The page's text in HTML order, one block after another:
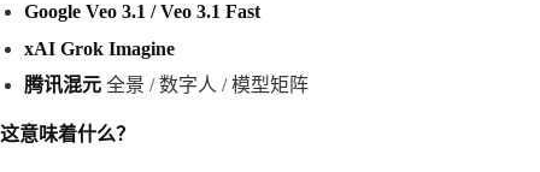
Google Veo 3.1 / Veo 3.1 Fast
xAI Grok Imagine
腾讯混元 全景 / 数字人 / 模型矩阵
这意味着什么？